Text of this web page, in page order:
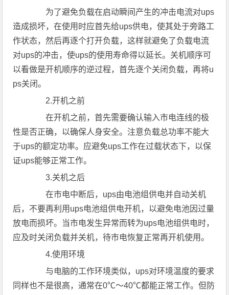
为了避免负载在启动瞬间产生的冲击电流对ups
造成损坏，在使用时应首先给ups供电，使其处于旁路工
作状态，然后再逐个打开负载，这样就避免了负载电流
对ups的冲击，使ups的使用寿命得以延长。关机顺序可
以看做是开机顺序的逆过程，首先逐个关闭负载，再将u
ps关闭。
2.开机之前
在开机之前，首先需要确认输入市电连线的极
性是否正确，以确保人身安全。注意负载总功率不能大
于ups的额定功率。应避免ups工作在过载状态下，以保
证ups能够正常工作。
3.关机之后
在市电中断后，ups由电池组供电并自动关机
后，不要再利用ups电池组供电开机，以避免电池因过量
放电而损坏。当市电发生异常而转为ups电池组供电时，
应及时关闭负载并关机，待市电恢复正常再开机使用。
4.使用环境
与电脑的工作环境类似，ups对环境温度的要求
同样也不是很高，通常在0℃～40℃都能正常工作。但防